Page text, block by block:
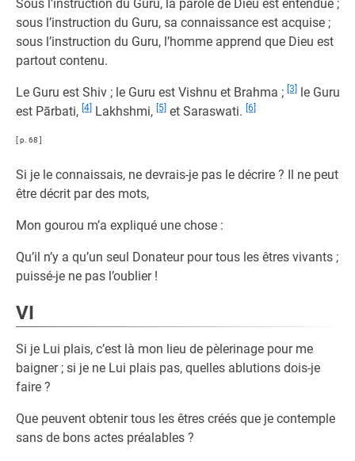
Sous l’instruction du Guru, la parole de Dieu est entendue ;
sous l’instruction du Guru, sa connaissance est acquise ;
sous l’instruction du Guru, l’homme apprend que Dieu est
partout contenu.
Le Guru est Shiv ; le Guru est Vishnu et Brahma ; [3]
le Guru
est Pārbati, [4] Lakhshmi, [5] et Saraswati. [6]
[ p. 68 ]
Si je le connaissais, ne devrais-je pas le décrire ? Il ne peut
être décrit par des mots,
Mon gourou m’a expliqué une chose :
Qu’il n’y a qu’un seul Donateur pour tous les êtres vivants ;
puissé-je ne pas l’oublier !
VI
Si je Lui plais, c’est là mon lieu de pèlerinage pour me
baigner ; si je ne Lui plais pas, quelles ablutions dois-je
faire ?
Que peuvent obtenir tous les êtres créés que je contemple
sans de bons actes préalables ?